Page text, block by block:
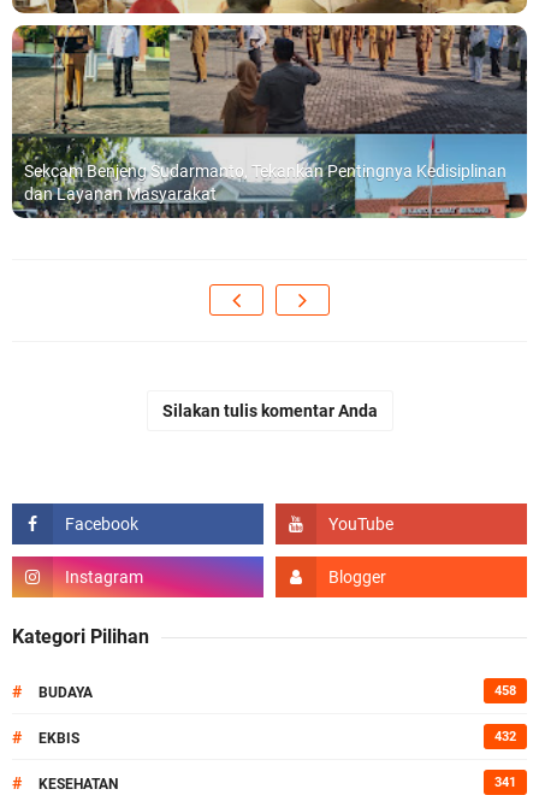
Sekcam Benjeng Sudarmanto, Tekankan Pentingnya Kedisiplinan
dan Layanan Masyarakat
Silakan tulis komentar Anda
Kategori Pilihan
# BUDAYA 458
# EKBIS 432
# KESEHATAN 341